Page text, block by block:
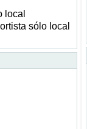
local
sólo local